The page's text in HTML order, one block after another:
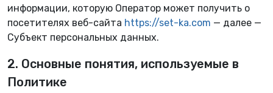
информации, которую Оператор может получить о
посетителях веб-сайта https://set-ka.com — далее —
Субъект персональных данных.
2. Основные понятия, используемые в
Политике